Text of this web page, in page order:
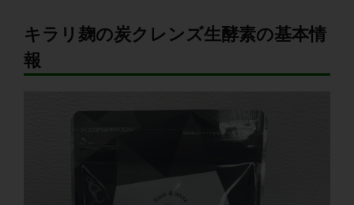
キラリ麹の炭クレンズ生酵素の基本情
報